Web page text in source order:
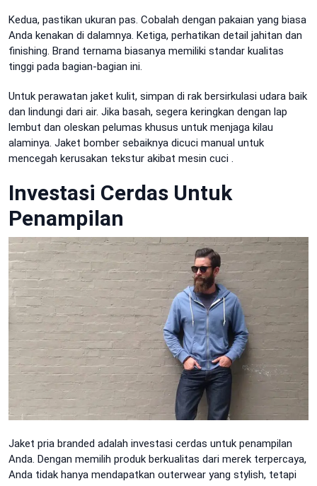
Kedua, pastikan ukuran pas. Cobalah dengan pakaian yang biasa
Anda kenakan di dalamnya. Ketiga, perhatikan detail jahitan dan
finishing. Brand ternama biasanya memiliki standar kualitas
tinggi pada bagian-bagian ini.
Untuk perawatan jaket kulit, simpan di rak bersirkulasi udara baik
dan lindungi dari air. Jika basah, segera keringkan dengan lap
lembut dan oleskan pelumas khusus untuk menjaga kilau
alaminya. Jaket bomber sebaiknya dicuci manual untuk
mencegah kerusakan tekstur akibat mesin cuci
Investasi Cerdas Untuk
Penampilan
Jaket pria branded adalah investasi cerdas untuk penampilan
Anda. Dengan memilih produk berkualitas dari merek terpercaya,
Anda tidak hanya mendapatkan outerwear yang stylish, tetapi